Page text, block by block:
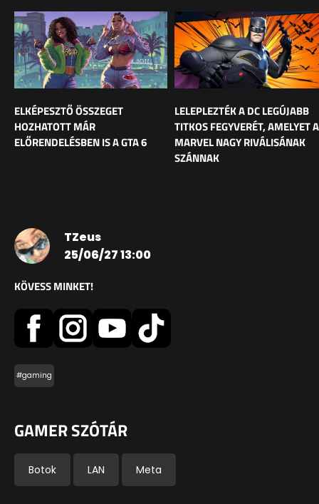
ELKÉPESZTŐ ÖSSZEGET
HOZHATOTT MÁR
ELŐRENDELÉSBEN IS A GTA 6
LELEPLEZTÉK A DC LEGÚJABB
TITKOS FEGYVERÉT, AMELYET A
MARVEL NAGY RIVÁLISÁNAK
SZÁNNAK
TZeus
25/06/27 13:00
KÖVESS MINKET!
#gaming
GAMER SZÓTÁR
Botok LAN Meta